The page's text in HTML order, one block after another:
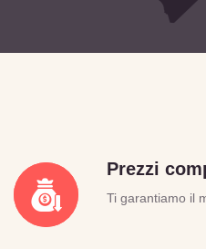
Prezzi
Ti garantiamo il